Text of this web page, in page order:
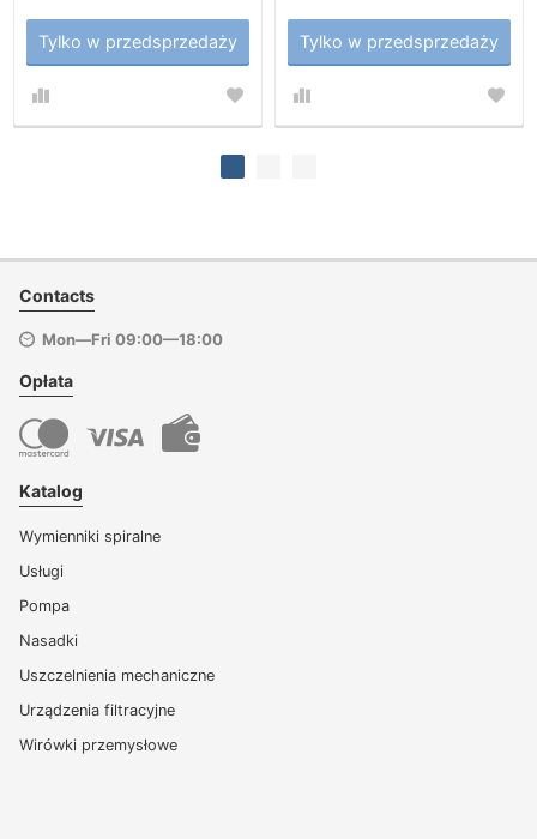
Tylko w przedsprzedaży Tylko w przedsprzedaży
Contacts
Mon—Fri 09:00—18:00
Opłata
Katalog
Wymienniki spiralne
Usługi
Pompa
Nasadki
Uszczelnienia mechaniczne
Urządzenia filtracyjne
Wirówki przemysłowe